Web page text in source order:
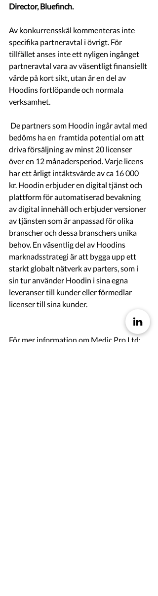
Director, Bluefinch.
Av konkurrensskäl kommenteras inte
specifika partneravtal i övrigt. För
tillfället anses inte ett nyligen ingånget
partneravtal vara av väsentligt finansiellt
värde på kort sikt, utan är en del av
Hoodins fortlöpande och normala
verksamhet.
bedöms ha en  framtida potential om att
driva försäljning av minst 20 licenser
över en 12 månadersperiod. Varje licens
har ett årligt intäktsvärde av ca 16 000
kr. Hoodin erbjuder en digital tjänst och
plattform för automatiserad bevakning
av digital innehåll och erbjuder versioner
av tjänsten som är anpassad för olika
branscher och dessa branschers unika
behov. En väsentlig del av Hoodins
marknadsstrategi är att bygga upp ett
starkt globalt nätverk av parters, som i
sin tur använder Hoodin i sina egna
leveranser till kunder eller förmedlar
licenser till sina kunder.
För mer information om Medic Pro Ltd: